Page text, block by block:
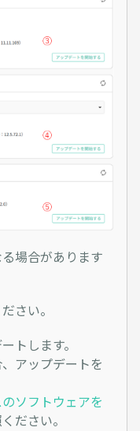
場合があります
さい。
トします。
アップデートを
ソフトウェアを
ださい。